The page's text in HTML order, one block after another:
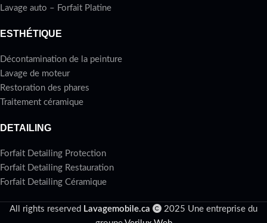
Lavage auto – Forfait Platine
ESTHÉTIQUE
Décontamination de la peinture
Lavage de moteur
Restoration des phares
Traitement céramique
DETAILING
Forfait Detailing Protection
Forfait Detailing Restauration
Forfait Detailing Céramique
All rights reserved Lavagemobile.ca
2025 Une entreprise du